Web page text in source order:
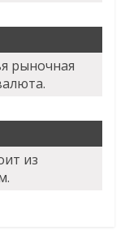
рыночная
из